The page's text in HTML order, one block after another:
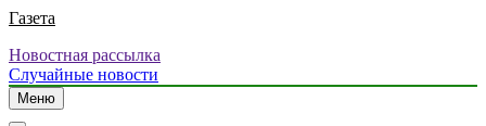
Газета
Новостная рассылка
Случайные новости
Меню